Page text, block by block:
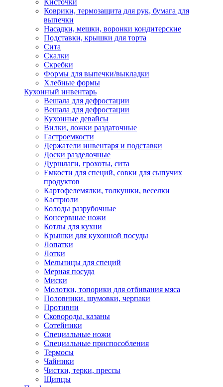
Кисточки
Коврики, термозащита для рук, бумага для
выпечки
Насадки, мешки, воронки кондитерские
Подставки, крышки для торта
Сита
Скалки
Скребки
Формы для выпечки/выкладки
Хлебные формы
Кухонный инвентарь
Вешала для дефростации
Вешала для дефростации
Кухонные девайсы
Вилки, ложки раздаточные
Гастроемкости
Держатели инвентаря и подставки
Доски разделочные
Дуршлаги, грохоты, сита
Емкости для специй, совки для сыпучих
продуктов
Картофелемялки, толкушки, веселки
Кастрюли
Колоды разрубочные
Консервные ножи
Котлы для кухни
Крышки для кухонной посуды
Лопатки
Лотки
Мельницы для специй
Мерная посуда
Миски
Молотки, топорики для отбивания мяса
Половники, шумовки, черпаки
Противни
Сковороды, казаны
Сотейники
Специальные ножи
Специальные приспособления
Термосы
Чайники
Чистки, терки, прессы
Щипцы